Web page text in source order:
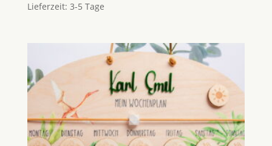
Lieferzeit: 3-5 Tage